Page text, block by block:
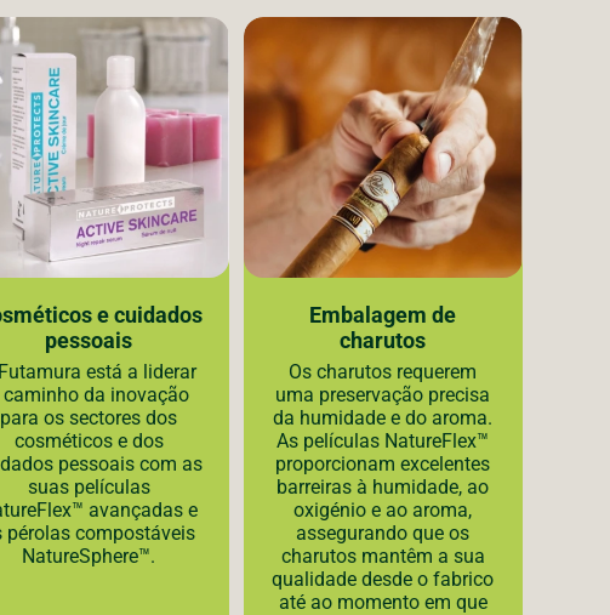
e cuidados
pessoais
está a liderar
caminho da inovação
para os sectores dos
cosméticos e dos
pessoais com as
suas películas
avançadas e
pérolas compostáveis
NatureSphere™.
Embalagem de
charutos
Os charutos requerem
uma preservação precisa
da humidade e do aroma.
As películas NatureFlex™
proporcionam excelentes
barreiras à humidade, ao
oxigénio e ao aroma,
assegurando que os
charutos mantêm a sua
qualidade desde o fabrico
até ao momento em que